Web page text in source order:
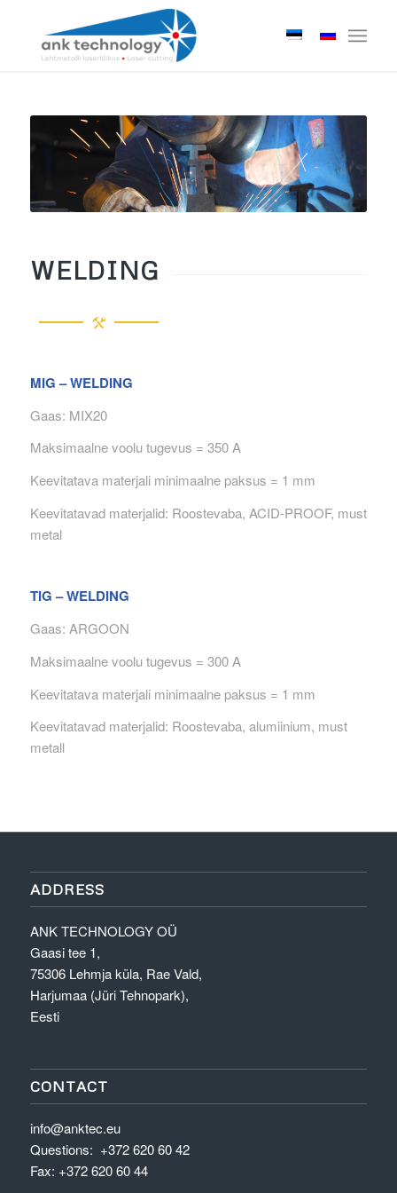
WELDING
MIG – WELDING
Gaas: MIX20
Maksimaalne voolu tugevus = 350 A
Keevitatava materjali minimaalne paksus = 1 mm
Keevitatavad materjalid: Roostevaba, ACID-PROOF, must
metal
TIG – WELDING
Gaas: ARGOON
Maksimaalne voolu tugevus = 300 A
Keevitatava materjali minimaalne paksus = 1 mm
Keevitatavad materjalid: Roostevaba, alumiinium, must
metall
ADDRESS
ANK TECHNOLOGY OÜ
Gaasi tee 1,
75306 Lehmja küla, Rae Vald,
Harjumaa (Jüri Tehnopark),
Eesti
CONTACT
info@anktec.eu
Questions: +372 620 60 42
Fax: +372 620 60 44